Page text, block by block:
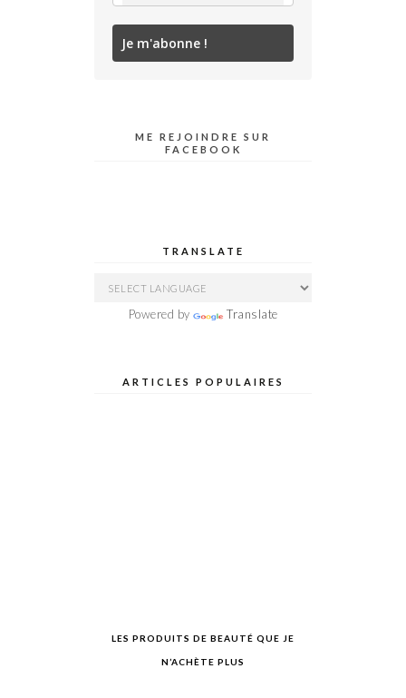
Je m'abonne !
ME REJOINDRE SUR
FACEBOOK
TRANSLATE
Powered by Translate
ARTICLES POPULAIRES
LES PRODUITS DE BEAUTÉ QUE JE
N’ACHÈTE PLUS